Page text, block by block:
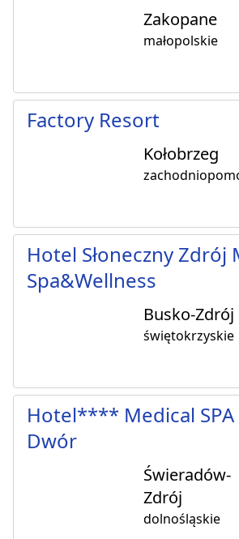
Zakopane
małopolskie
Factory Resort
Kołobrzeg
Hotel Słoneczny Zdrój
Spa&Wellness
Busko-Zdrój
świętokrzyskie
Hotel**** Medical
Dwór
Świeradów-
Zdrój
dolnośląskie